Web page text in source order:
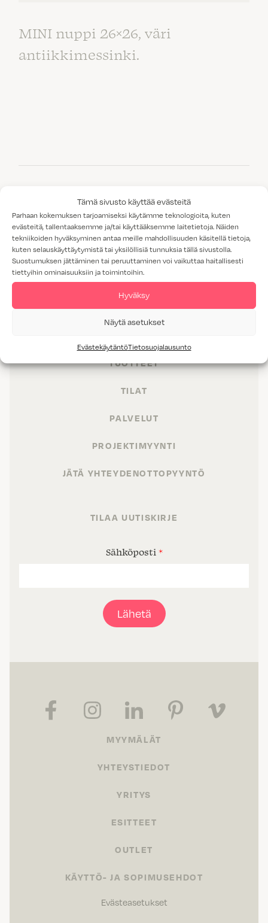
Tämä sivusto käyttää evästeitä
Parhaan kokemuksen tarjoamiseksi käytämme teknologioita, kuten
evästeitä, tallentaaksemme ja/tai käyttääksemme laitetietoja. Näiden
tekniikoiden hyväksyminen antaa meille mahdollisuuden käsitellä tietoja,
kuten selauskäyttäytymistä tai yksilöllisiä tunnuksia tällä sivustolla.
Suostumuksen jättäminen tai peruuttaminen voi vaikuttaa haitallisesti
tiettyihin ominaisuuksiin ja toimintoihin.
Hyväksy
Näytä asetukset
EvästekäytäntöTietosuojalausunto
MINI nuppi 26×26, väri
antiikkimessinki.
ANTIIKKIMESSINKI
HINTARYHMÄ: 3
TUOTTEET
TILAT
PALVELUT
PROJEKTIMYYNTI
JÄTÄ YHTEYDENOTTOPYYNTÖ
TILAA UUTISKIRJE
Sähköposti *
Lähetä
MYYMÄLÄT
YHTEYSTIEDOT
YRITYS
ESITTEET
OUTLET
KÄYTTÖ- JA SOPIMUSEHDOT
Evästeasetukset